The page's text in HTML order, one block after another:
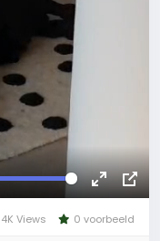
in-
Views 0 voorbeeld